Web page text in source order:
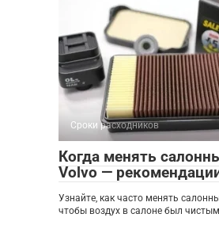
Сроки расходников
Когда менять
Volvo —
Узнайте, как часто менять
чтобы воздух в салоне был